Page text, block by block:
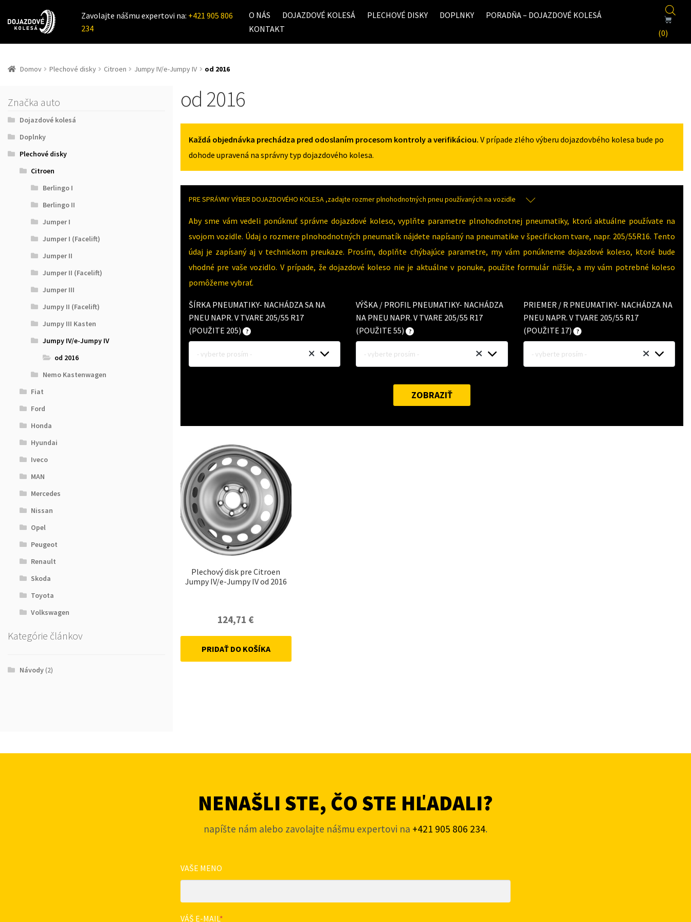
Zavolajte nášmu expertovi na: +421 905 806
234
O NÁS DOJAZDOVÉ KOLESÁ PLECHOVÉ DISKY DOPLNKY
PORADŇA – DOJAZDOVÉ KOLESÁ
KONTAKT
(0)
Domov Plechové disky Citroen Jumpy IV/e-Jumpy IV od 2016
Značka auto
Dojazdové kolesá
Doplnky
Plechové disky
Citroen
Berlingo I
Berlingo II
Jumper I
Jumper I (Facelift)
Jumper II
Jumper II (Facelift)
Jumper III
Jumpy II (Facelift)
Jumpy III Kasten
Jumpy IV/e-Jumpy IV
od 2016
Nemo Kastenwagen
Fiat
Ford
Honda
Hyundai
Iveco
MAN
Mercedes
Nissan
Opel
Peugeot
Renault
Skoda
Toyota
Volkswagen
Kategórie článkov
Návody(2)
od 2016
Každá objednávka prechádza pred odoslaním procesom kontroly a verifikáciou. V prípade zlého výberu dojazdovbého kolesa bude po
dohode upravená na správny typ dojazdového kolesa.
PRE SPRÁVNY VÝBER DOJAZDOVÉHO KOLESA ,zadajte rozmer plnohodnotných pneu používaných na vozidle
Aby sme vám vedeli ponúknuť správne dojazdové koleso, vyplňte parametre plnohodnotnej pneumatiky, ktorú aktuálne používate na
svojom vozidle. Údaj o rozmere plnohodnotných pneumatík nájdete napísaný na pneumatike v špecifickom tvare, napr. 205/55R16. Tento
údaj je zapísaný aj v technickom preukaze. Prosím, doplňte chýbajúce parametre, my vám ponúkneme dojazdové koleso, ktoré bude
vhodné pre vaše vozidlo. V prípade, že dojazdové koleso nie je aktuálne v ponuke, použite formulár nižšie, a my vám potrebné koleso
pomôžeme vybrať.
ŠÍRKA PNEUMATIKY- NACHÁDZA SA NA
PNEU NAPR. V TVARE 205/55 R17
(POUŽITE 205)
- vyberte prosím -
VÝŠKA / PROFIL PNEUMATIKY- NACHÁDZA
NA PNEU NAPR. V TVARE 205/55 R17
(POUŽITE 55)
- vyberte prosím -
PRIEMER / R PNEUMATIKY- NACHÁDZA NA
PNEU NAPR. V TVARE 205/55 R17
(POUŽITE 17)
- vyberte prosím -
ZOBRAZIŤ
Plechový disk pre Citroen
Jumpy IV/e-Jumpy IV od 2016
124,71 €
PRIDAŤ DO KOŠÍKA
NENAŠLI STE, ČO STE HĽADALI?
napíšte nám alebo zavolajte nášmu expertovi na +421 905 806 234.
VAŠE MENO
VÁŠ E-MAIL*